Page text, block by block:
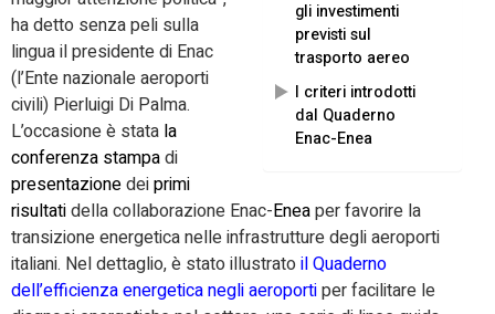
gli investimenti
previsti sul
trasporto aereo
I criteri introdotti
dal Quaderno
Enac-Enea
ha detto senza peli sulla
lingua il presidente di Enac
(l’Ente nazionale aeroporti
civili) Pierluigi Di Palma.
L’occasione è stata la
conferenza stampadi
presentazionedeiprimi
risultatidella collaborazione Enac-Eneaper favorire la
transizione energetica nelle infrastrutture degli aeroporti
italiani. Nel dettaglio, è stato illustratoil Quaderno
dell’efficienza energetica negli aeroportiper facilitare le